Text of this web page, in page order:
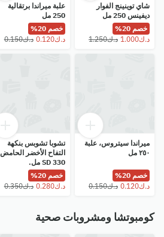
شاي توينينج الفوار
ديفينس 250 مل
خصم 20%
علبة ميراندا برتقالية
250 مل
خصم 20%
⁦د.ك0.120⁩
⁦د.ك0.150⁩
ميراندا سيتروس، علبة
٢٥٠ مل
خصم 20%
تشوبا تشوبس بنكهة
التفاح الأخضر الحامض
SD 330 مل.
خصم 20%
⁦د.ك0.280⁩
⁦د.ك0.350⁩
كومبوتشا ومشروبات صحية